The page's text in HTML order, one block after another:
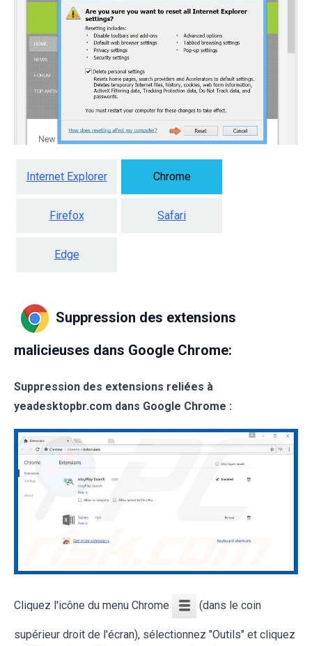
Internet Explorer Chrome
Firefox Safari
Edge
Suppression des extensions
malicieuses dans Google Chrome:
Suppression des extensions reliées à
yeadesktopbr.com dans Google Chrome :
Cliquez l'icône du menu Chrome (dans le coin
supérieur droit de l'écran), sélectionnez "Outils" et cliquez